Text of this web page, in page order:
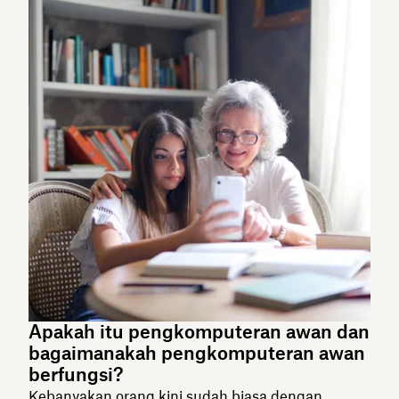
Apakah itu pengkomputeran awan dan
bagaimanakah pengkomputeran awan
berfungsi?